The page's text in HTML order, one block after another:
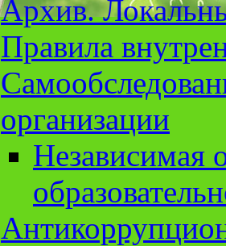
Архив.
Правила
организации
Независимая